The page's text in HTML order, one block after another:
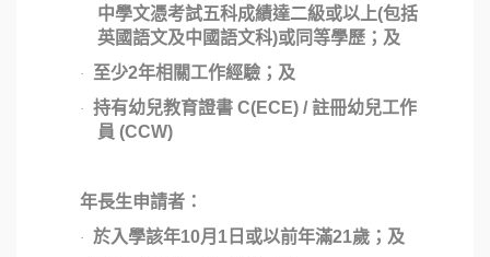
中學文憑考試五科成績達二級或以上(包括
英國語文及中國語文科)或同等學歷；及
· 至少2年相關工作經驗；及
· 持有幼兒教育證書C(ECE) /註冊幼兒工作
員 (CCW)
年長生申請者：
· 於入學該年10月 1日或以前年滿21歲；及